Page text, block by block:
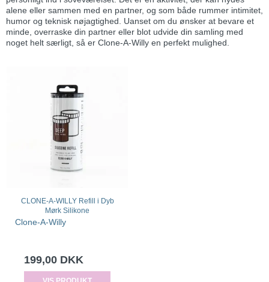
alene eller sammen med en partner, og som både rummer intimitet,
humor og teknisk nøjagtighed. Uanset om du ønsker at bevare et
minde, overraske din partner eller blot udvide din samling med
noget helt særligt, så er Clone-A-Willy en perfekt mulighed.
CLONE-A-WILLY Refill i Dyb
Mørk Silikone
Clone-A-Willy
199,00 DKK